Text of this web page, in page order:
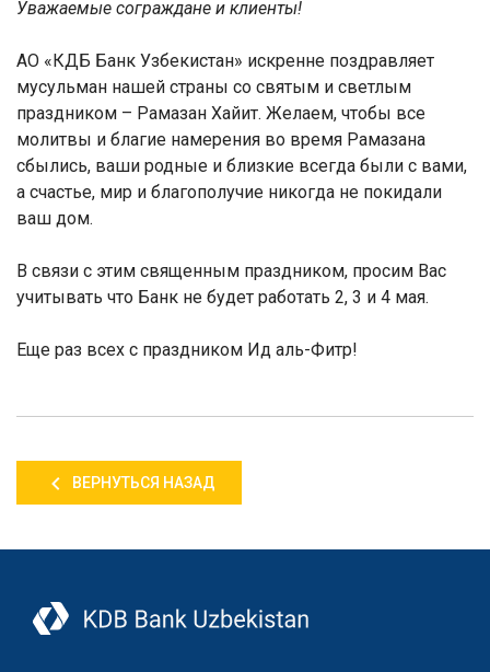
Уважаемые сограждане и клиенты!
АО «КДБ Банк Узбекистан» искренне поздравляет
мусульман нашей страны со святым и светлым
праздником – Рамазан Хайит. Желаем, чтобы все
молитвы и благие намерения во время Рамазана
сбылись, ваши родные и близкие всегда были с вами,
а счастье, мир и благополучие никогда не покидали
ваш дом.
В связи с этим священным праздником, просим Вас
учитывать что Банк не будет работать 2, 3 и 4 мая.
Еще раз всех с праздником Ид аль-Фитр!
ВЕРНУТЬСЯ НАЗАД